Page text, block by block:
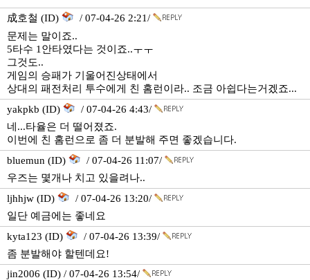
成호철 (ID)
/ 07-04-26 2:21/
문제는 말이죠..
5타수 1안타였다는 것이죠..ㅜㅜ
그것도..
게임의 승패가 기울어진상태에서
상대의 패전처리 투수에게 친 홈런이라.. 조금 아쉽다는거겠죠...
yakpkb (ID)
/ 07-04-26 4:43/
네...타율은 더 떨어졌죠.
이번에 친 홈런으로 좀 더 분발해 주면 좋겠습니다.
bluemun (ID)
/ 07-04-26 11:07/
우즈는 몇개나 치고 있을려나..
ljhhjw (ID)
/ 07-04-26 13:20/
일단 예금에는 좋네요
kyta123 (ID)
/ 07-04-26 13:39/
좀 분발해야 할텐데요!
jin2006 (ID) / 07-04-26 13:54/